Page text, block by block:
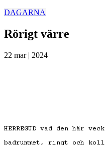
DAGARNA
Rörigt värre
22 mar | 2024
HERREGUD vad den
badrummet, ringt och